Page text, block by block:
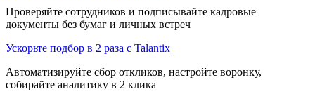
Проверяйте сотрудников и подписывайте кадровые
документы без бумаг и личных встреч
Ускорьте подбор в 2 раза с Talantix
Автоматизируйте сбор откликов, настройте воронку,
собирайте аналитику в 2 клика